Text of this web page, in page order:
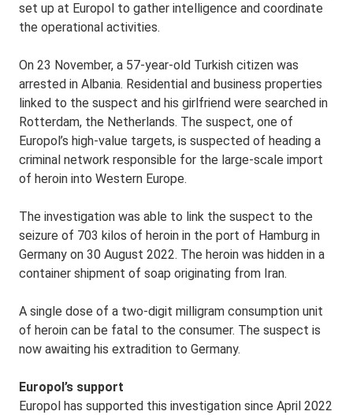
set up at Europol to gather intelligence and coordinate
the operational activities.
On 23 November, a 57-year-old Turkish citizen was
arrested in Albania. Residential and business properties
linked to the suspect and his girlfriend were searched in
Rotterdam, the Netherlands. The suspect, one of
Europol’s high-value targets, is suspected of heading a
criminal network responsible for the large-scale import
of heroin into Western Europe.
The investigation was able to link the suspect to the
seizure of 703 kilos of heroin in the port of Hamburg in
Germany on 30 August 2022. The heroin was hidden in a
container shipment of soap originating from Iran.
A single dose of a two-digit milligram consumption unit
of heroin can be fatal to the consumer. The suspect is
now awaiting his extradition to Germany.
Europol’s support
Europol has supported this investigation since April 2022